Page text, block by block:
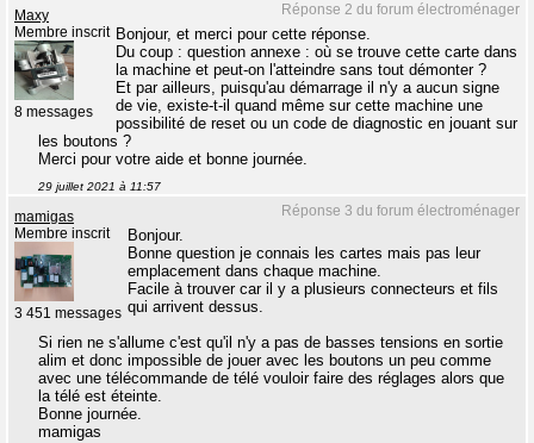
Réponse 2 du forum électroménager
Maxy
Membre inscrit
8 messages
Bonjour, et merci pour cette réponse.
Du coup : question annexe : où se trouve cette carte dans
la machine et peut-on l'atteindre sans tout démonter ?
Et par ailleurs, puisqu'au démarrage il n'y a aucun signe
de vie, existe-t-il quand même sur cette machine une
possibilité de reset ou un code de diagnostic en jouant sur
les boutons ?
Merci pour votre aide et bonne journée.
29 juillet 2021 à 11:57
Réponse 3 du forum électroménager
mamigas
Membre inscrit
3 451 messages
Bonjour.
Bonne question je connais les cartes mais pas leur
emplacement dans chaque machine.
Facile à trouver car il y a plusieurs connecteurs et fils
qui arrivent dessus.
Si rien ne s'allume c'est qu'il n'y a pas de basses tensions en sortie
alim et donc impossible de jouer avec les boutons un peu comme
avec une télécommande de télé vouloir faire des réglages alors que
la télé est éteinte.
Bonne journée.
mamigas